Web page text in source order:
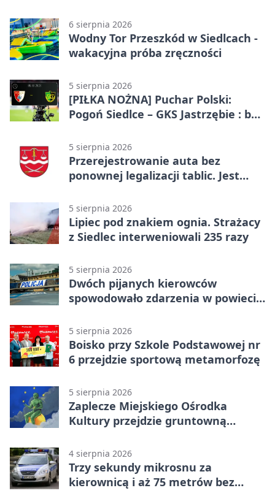
6 sierpnia 2026
Wodny Tor Przeszkód w Siedlcach -
wakacyjna próba zręczności
5 sierpnia 2026
[PIŁKA NOŻNA] Puchar Polski:
Pogoń Siedlce – GKS Jastrzębie : bez
5 sierpnia 2026
Przerejestrowanie auta bez
ponownej legalizacji tablic. Jest
5 sierpnia 2026
Lipiec pod znakiem ognia. Strażacy
z Siedlec interweniowali 235 razy
5 sierpnia 2026
Dwóch pijanych kierowców
spowodowało zdarzenia w powiecie
5 sierpnia 2026
Boisko przy Szkole Podstawowej nr
6 przejdzie sportową metamorfozę
5 sierpnia 2026
Zaplecze Miejskiego Ośrodka
Kultury przejdzie gruntowną
4 sierpnia 2026
Trzy sekundy mikrosnu za
kierownicą i aż 75 metrów bez